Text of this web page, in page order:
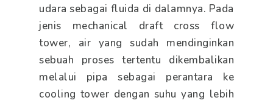
udara sebagai fluida di dalamnya. Pada
jenis mechanical draft cross flow
tower, air yang sudah mendinginkan
sebuah proses tertentu dikembalikan
melalui pipa sebagai perantara ke
cooling tower dengan suhu yang lebih